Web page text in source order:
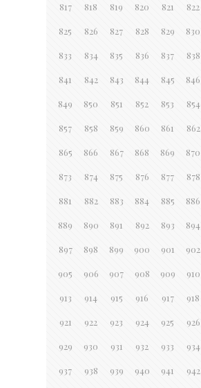
817 818 819 820 821 822
825 826 827 828 829 830
833 834 835 836 837 838
841 842 843 844 845 846
849 850 851 852 853 854
857 858 859 860 861 862
865 866 867 868 869 870
873 874 875 876 877 878
881 882 883 884 885 886
889 890 891 892 893 894
897 898 899 900 901 902
905 906 907 908 909 910
913 914 915 916 917 918
921 922 923 924 925 926
929 930 931 932 933 934
937 938 939 940 941 942